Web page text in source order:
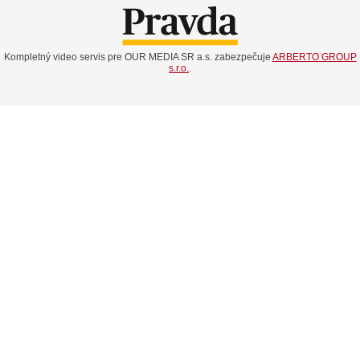
Kompletný video servis pre OUR MEDIA SR a.s. zabezpečuje ARBERTO GROUP
s.r.o..